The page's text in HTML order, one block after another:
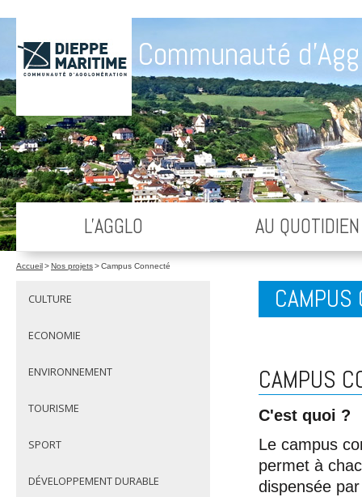
Communauté
Accueil>Nos projets>Campus Connecté
L'AGGLO AU QUOTIDIEN
CULTURE
ECONOMIE
ENVIRONNEMENT
TOURISME
SPORT
DÉVELOPPEMENT DURABLE
CAMPUS
CAMPUS
C'est quoi ?
Le campus
permet à
dispensée